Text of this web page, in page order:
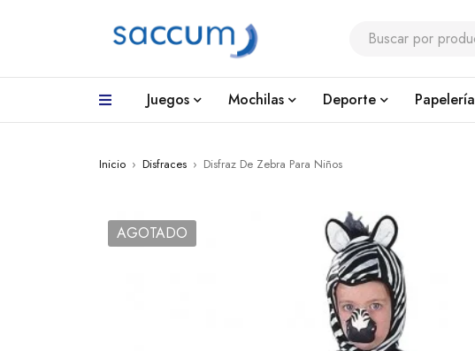
Juegos Mochilas Deporte Papelería
Inicio › Disfraces › Disfraz De Zebra Para Niños
AGOTADO